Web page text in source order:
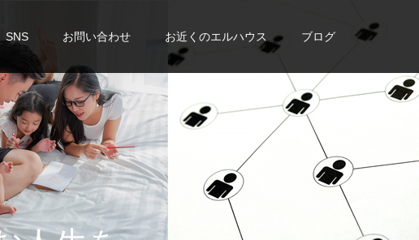
SNS お問い合わせ お近くのエルハウス ブログ